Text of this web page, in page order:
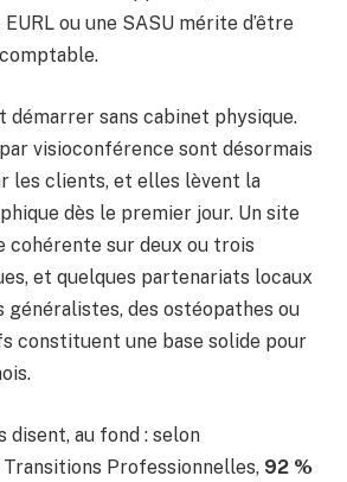
ou une SASU mérite d’être
sans cabinet physique.
visioconférence sont désormais
les clients, et elles lèvent la
dès le premier jour. Un site
cohérente sur deux ou trois
et quelques partenariats locaux
généralistes, des ostéopathes ou
constituent une base solide pour
disent, au fond : selon
Transitions Professionnelles, 92 %